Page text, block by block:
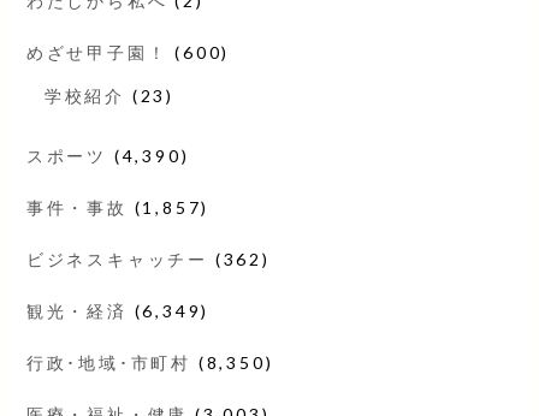
めざせ甲子園！ (600)
学校紹介 (23)
スポーツ (4,390)
事件・事故 (1,857)
ビジネスキャッチー (362)
観光・経済 (6,349)
行政･地域･市町村 (8,350)